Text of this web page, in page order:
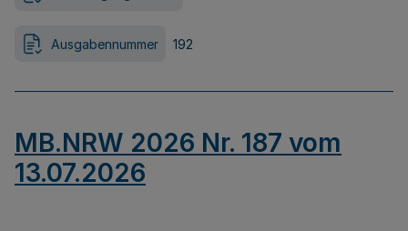
Ausgabennummer 192
MB.NRW 2026 Nr. 187 vom
13.07.2026